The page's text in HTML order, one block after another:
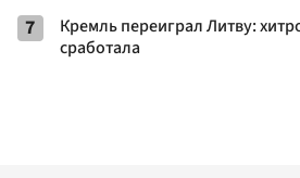
7
Кремль переиграл Литву:
сработала